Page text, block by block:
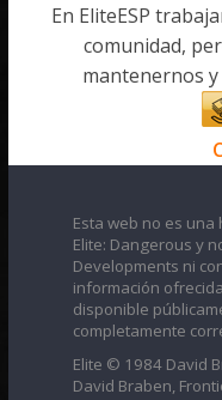
En EliteESP
comunidad,
mantenernos y
Esta web no es
Elite: Dangerous y
Developments ni
información
disponible
completamente
Elite © 1984 David
David Braben,